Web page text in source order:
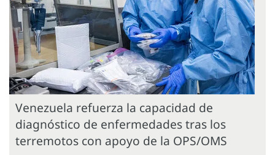
Venezuela refuerza la capacidad de
diagnóstico de enfermedades tras los
terremotos con apoyo de la OPS/OMS